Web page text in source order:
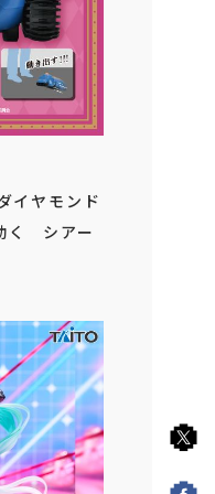
イヤモンド
く シアー